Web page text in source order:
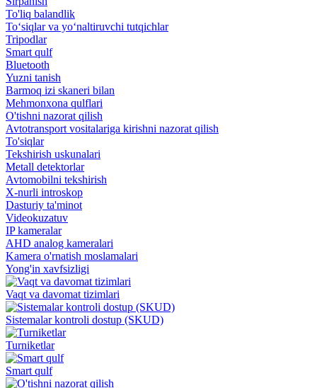
To'liq balandlik
To‘siqlar va yo‘naltiruvchi tutqichlar
Tripodlar
Smart qulf
Bluetooth
Yuzni tanish
Barmoq izi skaneri bilan
Mehmonxona qulflari
O'tishni nazorat qilish
Avtotransport vositalariga kirishni nazorat qilish
To'siqlar
Tekshirish uskunalari
Metall detektorlar
Avtomobilni tekshirish
X-nurli introskop
Dasturiy ta'minot
Videokuzatuv
IP kameralar
AHD analog kameralari
Kamera o'rnatish moslamalari
Yong'in xavfsizligi
Vaqt va davomat tizimlari
Sistemalar kontroli dostup (SKUD)
Turniketlar
Smart qulf